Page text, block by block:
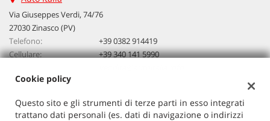
Via Giuseppes Verdi, 74/76
27030 Zinasco (PV)
Telefono:
+39 0382 914419
Cellulare:
+39 340 141 5990
Dati fiscali:
Cookie policy
Questo sito e gli strumenti di terze parti in esso integrati
trattano dati personali (es. dati di navigazione o indirizzi
questi
strumenti
di
tracciamento
si
alla
policy.